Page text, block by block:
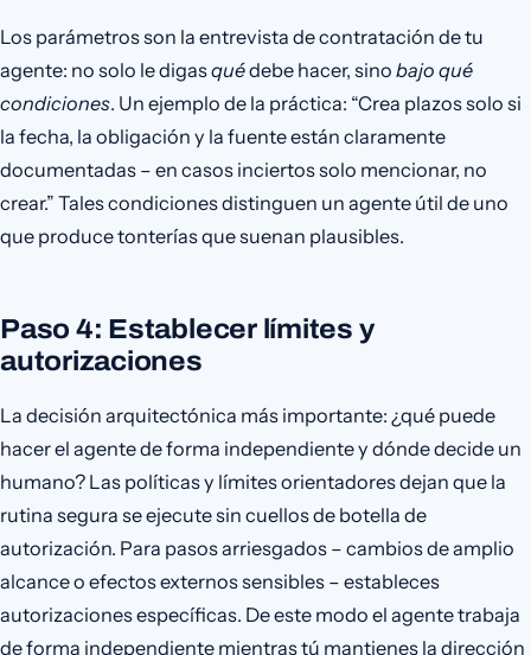
Los parámetros son la entrevista de contratación de tu
agente: no solo le digasquédebe hacer, sino bajo qué
condiciones. Un ejemplo de la práctica: “Crea plazos solo si
la fecha, la obligación y la fuente están claramente
documentadas – en casos inciertos solo mencionar, no
crear.” Tales condiciones distinguen un agente útil de uno
que produce tonterías que suenan plausibles.
Paso 4: Establecer límites y
autorizaciones
La decisión arquitectónica más importante: ¿qué puede
hacer el agente de forma independiente y dónde decide un
humano? Las políticas y límites orientadores dejan que la
rutina segura se ejecute sin cuellos de botella de
autorización. Para pasos arriesgados – cambios de amplio
alcance o efectos externos sensibles – estableces
autorizaciones específicas. De este modo el agente trabaja
de forma independiente mientras tú mantienes la dirección